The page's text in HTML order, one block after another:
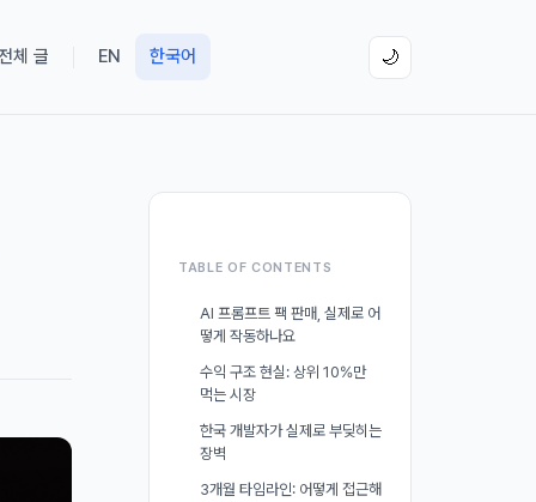
체 글 EN 한국어 🌙
TABLE OF CONTENTS
AI 프롬프트 팩 판매, 실제로 어
떻게 작동하나요
수익 구조 현실: 상위 10%만
먹는 시장
한국 개발자가 실제로 부딪히는
장벽
3개월 타임라인: 어떻게 접근해